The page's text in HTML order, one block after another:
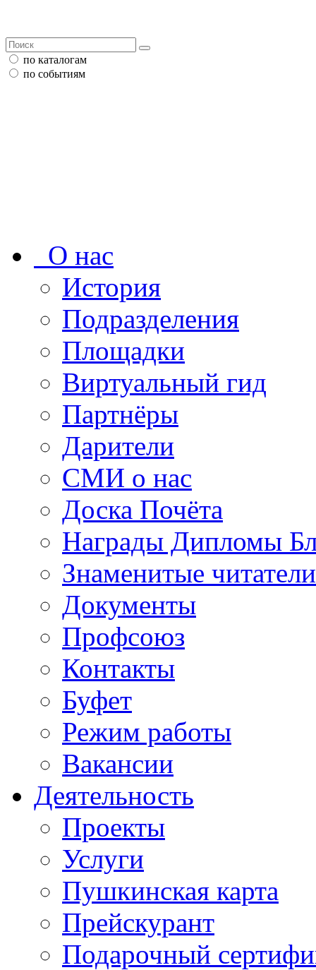
по каталогам
по событиям
О нас
История
Подразделения
Площадки
Виртуальный гид
Партнёры
Дарители
СМИ о нас
Доска Почёта
Награды Дипломы
Знаменитые
Документы
Профсоюз
Контакты
Буфет
Режим работы
Вакансии
Деятельность
Проекты
Услуги
Пушкинская карта
Прейскурант
Подарочный